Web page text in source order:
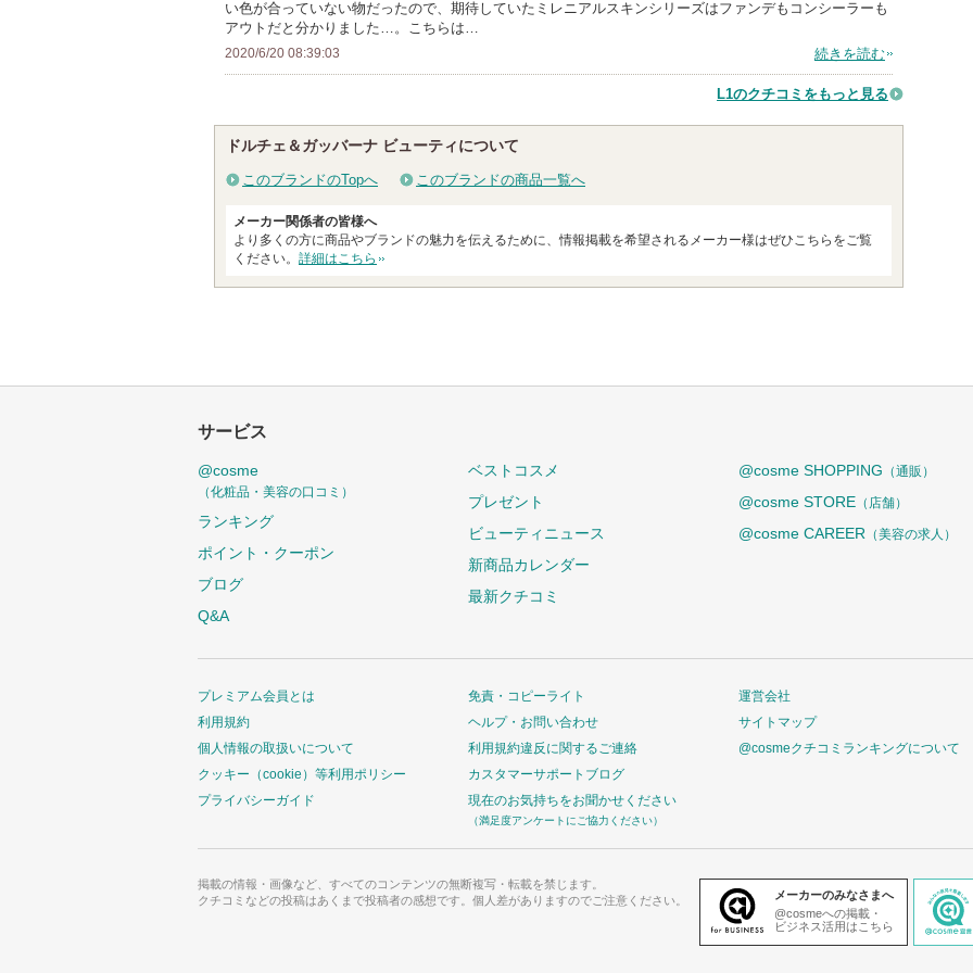
録
さお
に
り
登
録
れ
て
上
ー
気
に
い色が合っていない物だったので、期待していたミレニアルスキンシリーズはファンデもコンシーラーも
アウトだと分かりました…。こちらは…
2020/6/20 08:39:03 続きを読む
L1のクチコミをもっと見る
ドルチェ＆ガッバーナ ビューティについて
このブランドのTopへ このブランドの商品一覧へ
メーカー関係者の皆様へ
より多くの方に商品やブランドの魅力を伝えるために、情報掲載を希望されるメーカー様はぜひこちらをご覧
ください。 詳細はこちら
サービス
@cosme
（化粧品・美容の口コミ）
ランキング
ポイント・クーポン
ブログ
Q&A
ベストコスメ
プレゼント
ビューティニュース
新商品カレンダー
最新クチコミ
@cosme SHOPPING （通販）
@cosme STORE （店舗）
@cosme CAREER （美容の求人）
プレミアム会員とは
利用規約
個人情報の取扱いについて
クッキー（cookie）等利用ポリシー
プライバシーガイド
免責・コピーライト
ヘルプ・お問い合わせ
利用規約違反に関するご連絡
カスタマーサポートブログ
現在のお気持ちをお聞かせください
（満足度アンケートにご協力ください）
運営会社
サイトマップ
@cosmeクチコミランキングについて
掲載の情報・画像など、すべてのコンテンツの無断複写・転載を禁じます。
クチコミなどの投稿はあくまで投稿者の感想です。個人差がありますのでご注意ください。
メーカーのみなさまへ
@cosmeへの掲載・
ビジネス活用はこちら